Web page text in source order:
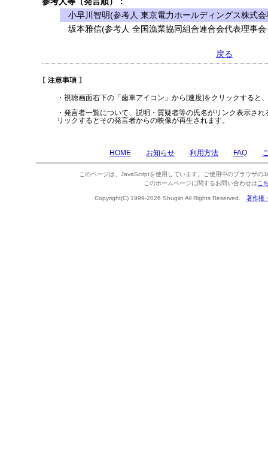
小早川智明(参考人 東京電力ホールディングス株式
坂本雅信(参考人 全国漁業協同組合連合会代表理事会
戻る
・視聴画面右下の「歯車アイコン」から[速度]をクリックすると
・発言者一覧について、説明・質疑者等の氏名がリンク表示さ
リックするとその発言者からの映像が再生されます。
HOME お知らせ 利用方法 FAQ
このページは、JavaScriptを使用しています。ご使用中のブラウザの
このホームページに関するお問い合わせは こ
Copyright(C) 1999-2026 Shugiin All Rights Reserved. 著作権